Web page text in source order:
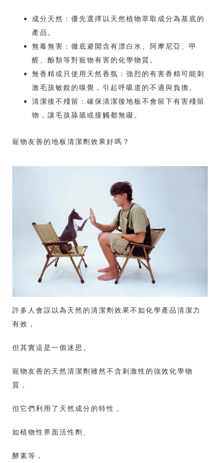
成分天然：優先選擇以天然植物萃取成分為基底的
產品。
無毒無害：徹底避開含有漂白水、阿摩尼亞、甲
醛、酚類等對寵物有害的化學物質。
無香精或只使用天然香氛：強烈的有害香精可能刺
激毛孩敏銳的嗅覺，引起呼吸道的不適與負擔。
清潔後不殘留：確保清潔後地板不會留下有害殘留
物，讓毛孩舔舐或接觸都無礙。
寵物友善的地板清潔劑效果好嗎？
許多人會誤以為天然的清潔劑效果不如化學產品清潔力
有效，
但其實這是一個迷思。
寵物友善的天然清潔劑雖然不含刺激性的強效化學物
質，
但它們利用了天然成分的特性，
如植物性界面活性劑、
酵素等，